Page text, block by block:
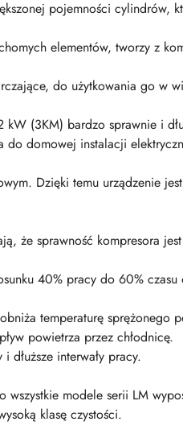
pojemności cylindrów,
elementów, tworzy z
do użytkowania go w
(3KM) bardzo sprawnie i
do domowej instalacji
Dzięki temu urządzenie
że sprawność kompresora
40% pracy do 60%
temperaturę sprężonego
powietrza przez chłodnicę.
interwały pracy.
modele serii LM
klasę czystości.